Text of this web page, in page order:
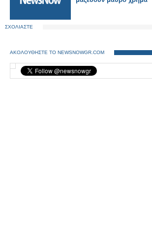
ΣΧΟΛΙΑΣΤΕ
ΑΚΟΛΟΥΘΗΣΤΕ ΤΟ NEWSNOWGR.COM